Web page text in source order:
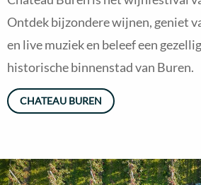
Ontdek bijzondere wijnen, geniet
en live muziek en beleef een
historische binnenstad van Buren.
CHATEAU BUREN